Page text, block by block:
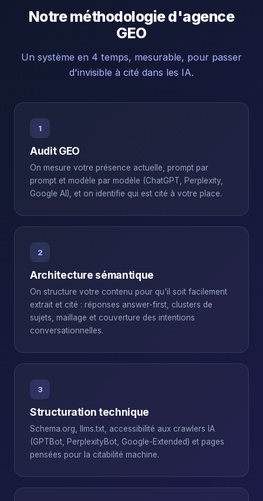
Notre méthodologie d'agence
GEO
Un système en 4 temps, mesurable, pour passer
d'invisible à cité dans les IA.
1
Audit GEO
On mesure votre présence actuelle, prompt par
prompt et modèle par modèle (ChatGPT, Perplexity,
Google AI), et on identifie qui est cité à votre place.
2
Architecture sémantique
On structure votre contenu pour qu'il soit facilement
extrait et cité : réponses answer-first, clusters de
sujets, maillage et couverture des intentions
conversationnelles.
3
Structuration technique
Schema.org, llms.txt, accessibilité aux crawlers IA
(GPTBot, PerplexityBot, Google-Extended) et pages
pensées pour la citabilité machine.